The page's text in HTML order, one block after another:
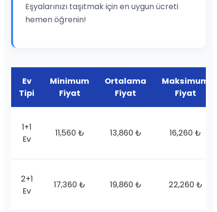
Eşyalarınızı taşıtmak için en uygun ücreti
hemen öğrenin!
Ev
Tipi
Minimum
Fiyat
Ortalama
Fiyat
Maksimum
Fiyat
1+1
Ev
11,560 ₺ 13,860 ₺ 16,260 ₺
2+1
Ev
17,360 ₺ 19,860 ₺ 22,260 ₺